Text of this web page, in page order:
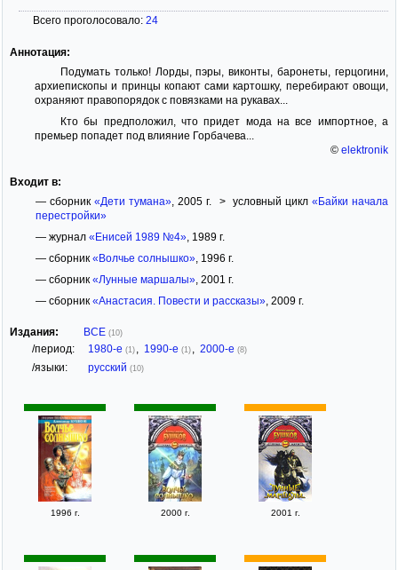
Всего проголосовало: 24
Аннотация:
Подумать только! Лорды, пэры, виконты, баронеты, герцогини,
архиепископы и принцы копают сами картошку, перебирают овощи,
охраняют правопорядок с повязками на рукавах...
Кто бы предположил, что придет мода на все импортное, а
премьер попадет под влияние Горбачева...
© elektronik
Входит в:
— сборник «Дети тумана» , 2005 г. > условный цикл «Байки начала
перестройки»
— журнал «Енисей 1989 №4», 1989 г.
— сборник «Волчье солнышко», 1996 г.
— сборник «Лунные маршалы», 2001 г.
— сборник «Анастасия. Повести и рассказы», 2009 г.
Издания: ВСЕ (10)
/период: 1980-е (1) 1990-е (1) 2000-е (8)
/языки: русский (10)
1996 г. 2000 г. 2001 г.